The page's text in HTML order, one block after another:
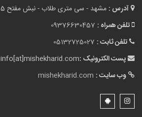
آدرس : مشهد - سی متری طلاب - نبش مفتح 5 - فروشگاه میشه خرید
تلفن همراه : 09376630457
تلفن ثابت : 05132725027
پست الکترونیک :info[at]mishekharid.com
وب سایت : mishekharid.com